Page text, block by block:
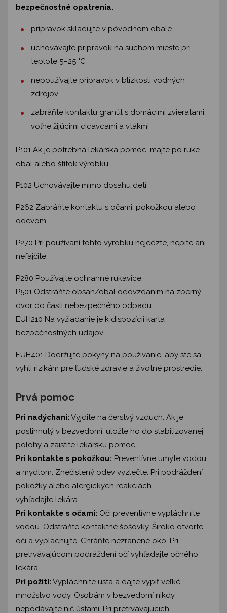
bezpečnostné opatrenia.
prípravok skladujte v pôvodnom obale
uchovávajte prípravok na suchom mieste pri
teplote 5–25 °C
nepoužívajte prípravok v blízkosti vodných
zdrojov
zabráňte kontaktu granúl s domácimi zvieratami,
voľne žijúcimi cicavcami a vtákmi
P101 Ak je potrebná lekárska pomoc, majte po ruke
obal alebo štítok výrobku.
P102 Uchovávajte mimo dosahu detí.
P262 Zabráňte kontaktu s očami, pokožkou alebo
odevom.
P270 Pri používaní tohto výrobku nejedzte, nepite ani
nefajčite.
P280 Používajte ochranné rukavice.
P501 Odstráňte obsah/obal odovzdaním na zberný
dvor do časti nebezpečného odpadu.
EUH210 Na vyžiadanie je k dispozícii karta
bezpečnostných údajov.
EUH401 Dodržujte pokyny na používanie, aby ste sa
vyhli rizikám pre ľudské zdravie a životné prostredie.
Prvá pomoc
Pri nadýchaní: Vyjdite na čerstvý vzduch. Ak je
postihnutý v bezvedomí, uložte ho do stabilizovanej
polohy a zaistite lekársku pomoc.
Pri kontakte s pokožkou: Preventívne umyte vodou
a mydlom. Znečistený odev vyzlečte. Pri podráždení
pokožky alebo alergických reakciách
vyhľadajte lekára.
Pri kontakte s očami: Oči preventívne vypláchnite
vodou. Odstráňte kontaktné šošovky. Široko otvorte
oči a vyplachujte. Chráňte nezranené oko. Pri
pretrvávajúcom podráždení očí vyhľadajte očného
lekára.
Pri požití: Vypláchnite ústa a dajte vypiť veľké
množstvo vody. Osobám v bezvedomí nikdy
nepodávajte nič ústami. Pri pretrvávajúcich